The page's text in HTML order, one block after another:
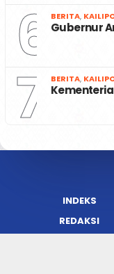
6 BERITA,
Gubernur
7 BERITA,
INDEKS
REDAKSI